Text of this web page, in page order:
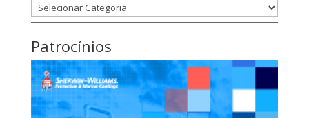
Categorias
Patrocínios